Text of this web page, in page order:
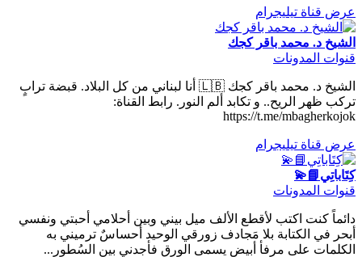
عرض قناة تيليجرام
الشيخ د. محمد باقر كجك
قنوات المدونات
الشيخ د. محمد باقر كجك 🇱🇧 أنا لبناني من كل البلاد. قبضة ترابٍ
تركب ظهر الريح.. و تكابد ألم النور. رابط القناة:
https://t.me/mbagherkojok
عرض قناة تيليجرام
كِتَاباتِي📘💫
قنوات المدونات
دائماً كنت اكتب لأقطع الألف ميل بيني وبين أحلامي أحبتي ونفسي
أبحر في الكتابة بلا مَجادف زورقي الوحيد أحساسٌ ترميني به
الكلمات على مرفأ أبيض يسمى الورق فأجدني بين السُطور...